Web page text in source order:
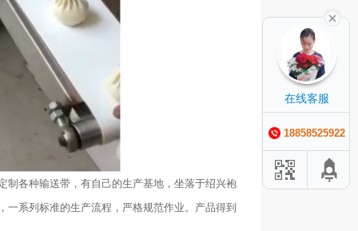
制各种输送带，有自己的生产基地，坐落于绍兴袍
系列标准的生产流程，严格规范作业。产品得到
在线客服
18858525922